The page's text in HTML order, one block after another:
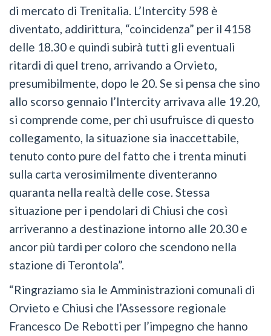
di mercato di Trenitalia. L’Intercity 598 è
diventato, addirittura, “coincidenza” per il 4158
delle 18.30 e quindi subirà tutti gli eventuali
ritardi di quel treno, arrivando a Orvieto,
presumibilmente, dopo le 20. Se si pensa che sino
allo scorso gennaio l’Intercity arrivava alle 19.20,
si comprende come, per chi usufruisce di questo
collegamento, la situazione sia inaccettabile,
tenuto conto pure del fatto che i trenta minuti
sulla carta verosimilmente diventeranno
quaranta nella realtà delle cose. Stessa
situazione per i pendolari di Chiusi che così
arriveranno a destinazione intorno alle 20.30 e
ancor più tardi per coloro che scendono nella
stazione di Terontola”.
“Ringraziamo sia le Amministrazioni comunali di
Orvieto e Chiusi che l’Assessore regionale
Francesco De Rebotti per l’impegno che hanno